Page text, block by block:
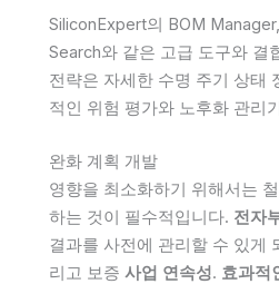
SiliconExpert의 BOM
Search와 같은 고급 도구와 결
전략은 자세한 수명 주기 상태
적인 위험 평가와 노후화 관리
완화 계획 개발
영향을 최소화하기 위해서는
하는 것이 필수적입니다. 전자
결과를 사전에 관리할 수 있게
리고 보증 사업 연속성. 효과적